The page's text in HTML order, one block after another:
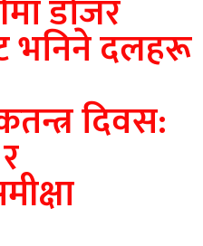
डोजर
भनिने दलहरू
दिवस: